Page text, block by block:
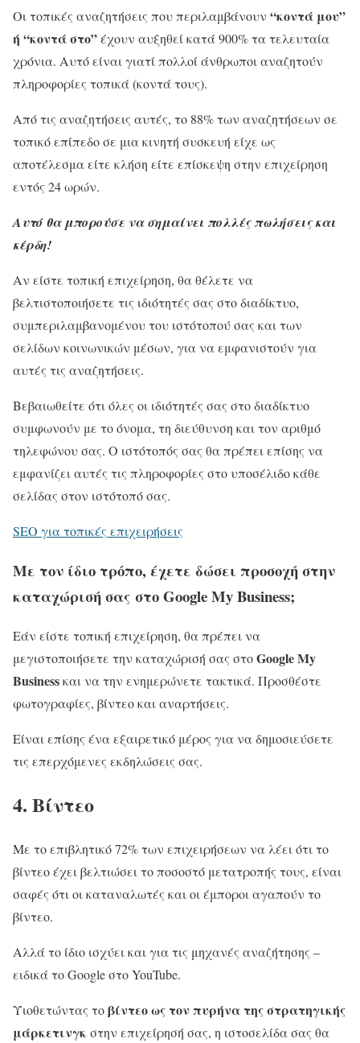
Οι τοπικές αναζητήσεις που περιλαμβάνουν “κοντά μου”
ή “κοντά στο”έχουν αυξηθεί κατά 900% τα τελευταία
χρόνια. Αυτό είναι γιατί πολλοί άνθρωποι αναζητούν
πληροφορίες τοπικά (κοντά τους).
Από τις αναζητήσεις αυτές, το 88% των αναζητήσεων σε
τοπικό επίπεδο σε μια κινητή συσκευή είχε ως
αποτέλεσμα είτε κλήση είτε επίσκεψη στην επιχείρηση
εντός 24 ωρών.
Αυτό θα μπορούσε να σημαίνει πολλές πωλήσεις και
κέρδη!
Αν είστε τοπική επιχείρηση, θα θέλετε να
βελτιστοποιήσετε τις ιδιότητές σας στο διαδίκτυο,
συμπεριλαμβανομένου του ιστότοπού σας και των
σελίδων κοινωνικών μέσων, για να εμφανιστούν για
αυτές τις αναζητήσεις.
Βεβαιωθείτε ότι όλες οι ιδιότητές σας στο διαδίκτυο
συμφωνούν με το όνομα, τη διεύθυνση και τον αριθμό
τηλεφώνου σας. Ο ιστότοπός σας θα πρέπει επίσης να
εμφανίζει αυτές τις πληροφορίες στο υποσέλιδο κάθε
σελίδας στον ιστότοπό σας.
SEO για τοπικές επιχειρήσεις
Με τον ίδιο τρόπο, έχετε δώσει προσοχή στην
καταχώρισή σας στο Google My Business;
Εάν είστε τοπική επιχείρηση, θα πρέπει να
μεγιστοποιήσετε την καταχώρισή σας στοGoogle My
Businessκαι να την ενημερώνετε τακτικά. Προσθέστε
φωτογραφίες, βίντεο και αναρτήσεις.
Είναι επίσης ένα εξαιρετικό μέρος για να δημοσιεύσετε
τις επερχόμενες εκδηλώσεις σας.
4. Βίντεο
Με το επιβλητικό 72% των επιχειρήσεων να λέει ότι το
βίντεο έχει βελτιώσει το ποσοστό μετατροπής τους, είναι
σαφές ότι οι καταναλωτές και οι έμποροι αγαπούν το
βίντεο.
Αλλά το ίδιο ισχύει και για τις μηχανές αναζήτησης –
ειδικά το Google στο YouTube.
Υιοθετώντας τοβίντεο ως τον πυρήνα της στρατηγικής
μάρκετινγκ στην επιχείρησή σας, η ιστοσελίδα σας θα